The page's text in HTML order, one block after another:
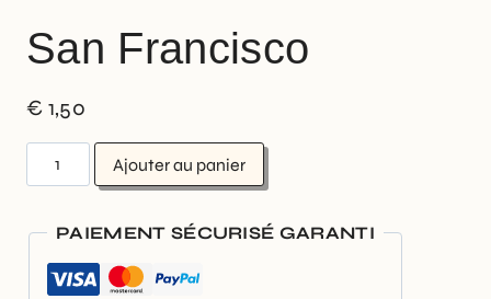
San Francisco
€ 1,50
Ajouter au panier
PAIEMENT SÉCURISÉ GARANTI